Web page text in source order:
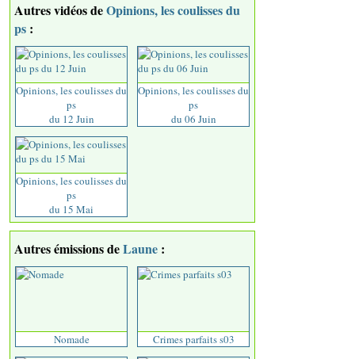
Autres vidéos deOpinions, les coulisses du
ps :
Opinions, les coulisses du
ps
du 12 Juin
Opinions, les coulisses du
ps
du 06 Juin
Opinions, les coulisses du
ps
du 15 Mai
Autres émissions deLaune :
Nomade Crimes parfaits s03